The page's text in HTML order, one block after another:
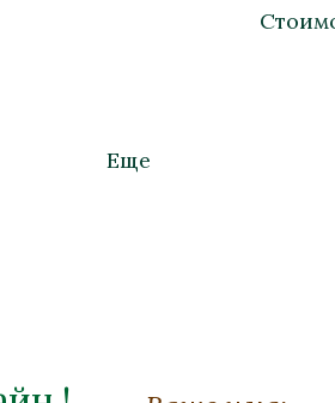
Еще